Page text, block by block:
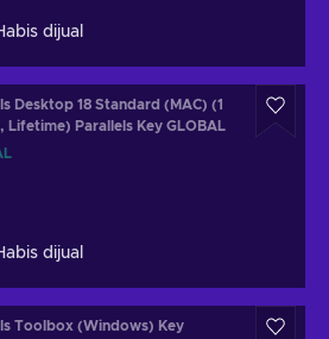
dijual
Desktop 18 Standard (MAC) (1
Lifetime) Parallels Key GLOBAL
dijual
Toolbox (Windows) Key